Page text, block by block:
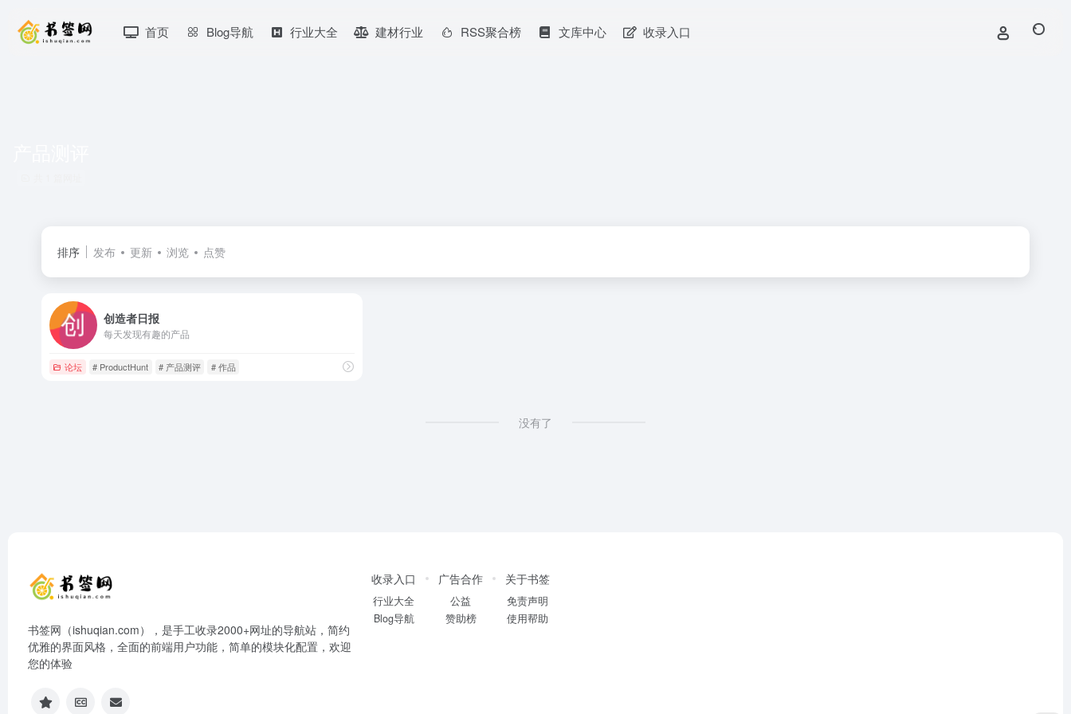
首页 Blog导航 行业大全 建材行业 RSS聚合榜 文库中心 收录入口
排序 发布 更新 浏览 点赞
创造者日报
每天发现有趣的产品
论坛 # ProductHunt # 产品测评 # 作品
没有了
书签网（ishuqian.com），是手工收录2000+网址的导航站，简约
优雅的界面风格，全面的前端用户功能，简单的模块化配置，欢迎
您的体验
收录入口
行业大全
Blog导航
广告合作
公益
赞助榜
关于书签
免责声明
使用帮助